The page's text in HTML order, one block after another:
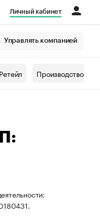
Личный кабинет
Управлять компанией
Ретейл Производство